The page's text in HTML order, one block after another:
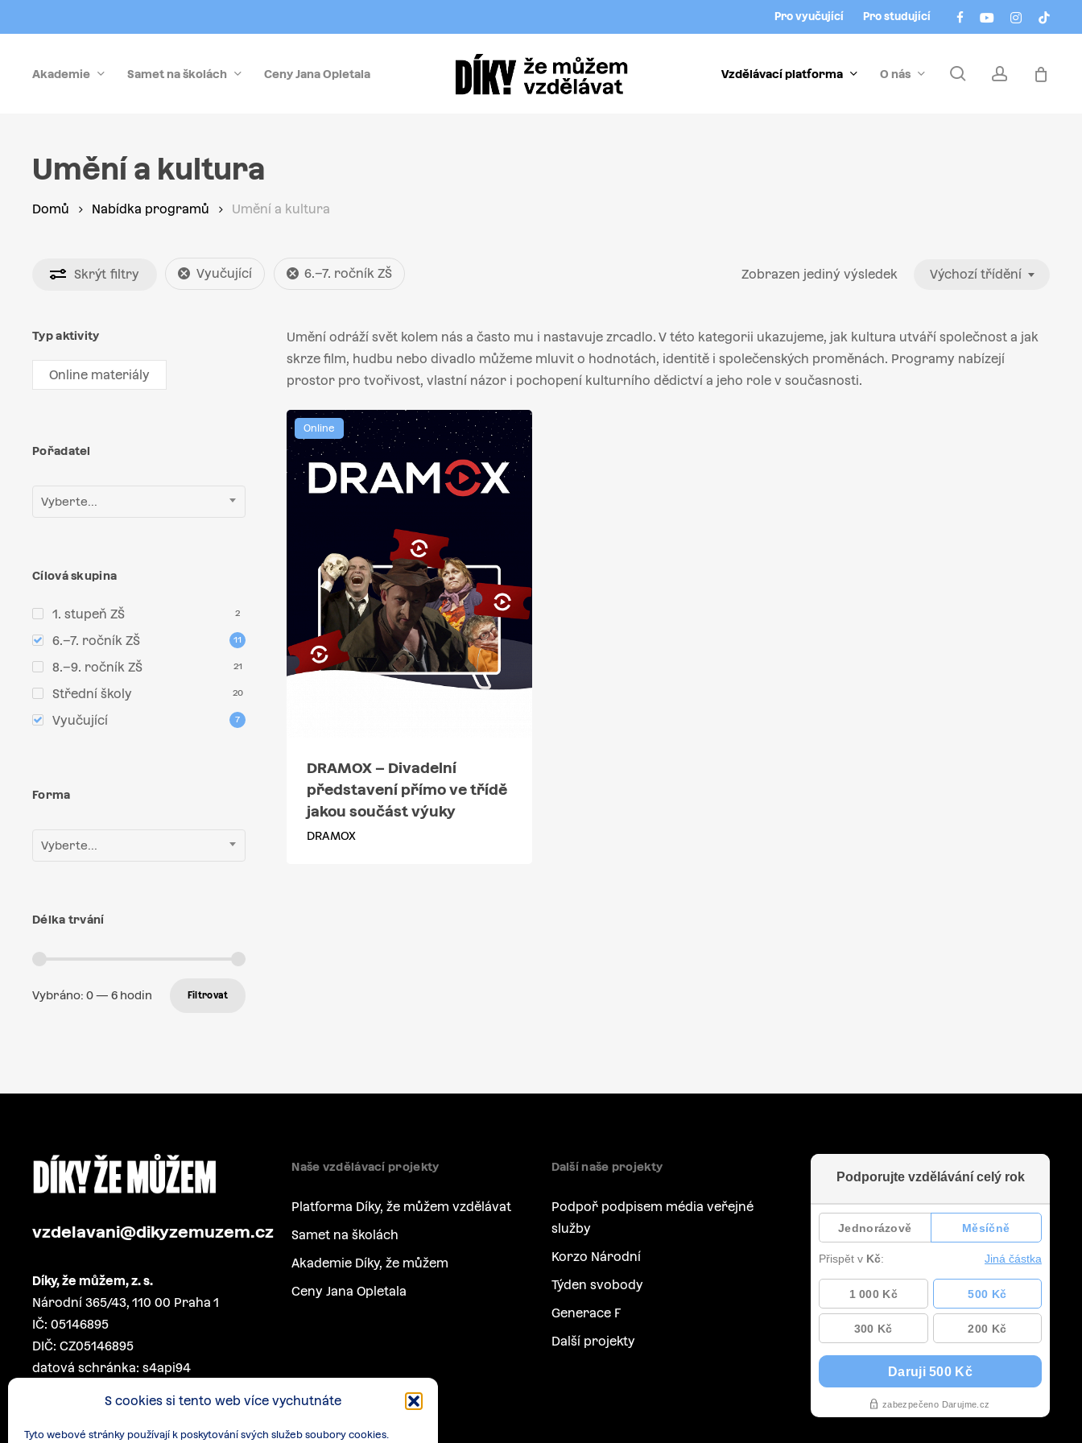
S cookies si tento web více vychutnáte
Tyto webové stránky používají k poskytování svých služeb soubory cookies.
to
content
facebookyoutubeinstagram
tiktok
Pro vyučující Pro studující
Akademie Samet na školách Ceny Jana Opletala Vzdělávací platforma O nás searchaccount
Umění a kultura
Domů Nabídka programů Umění a kultura
Skrýt filtry Vyučující 6.–7. ročník ZŠ Zobrazen jediný výsledek Výchozí třídění
Typ aktivity
Online materiály
Pořadatel
Vyberte...
Cílová skupina
1. stupeň ZŠ 2
6.–7. ročník ZŠ 11
8.–9. ročník ZŠ 21
Střední školy 20
Vyučující 7
Forma
Vyberte...
Délka trvání
Vybráno: 0— 6 hodin Filtrovat
Umění odráží svět kolem nás a často mu i nastavuje zrcadlo. V této kategorii ukazujeme, jak kultura utváří společnost a jak
skrze film, hudbu nebo divadlo můžeme mluvit o hodnotách, identitě i společenských proměnách. Programy nabízejí
prostor pro tvořivost, vlastní názor i pochopení kulturního dědictví a jeho role v současnosti.
Online
DRAMOX – Divadelní
představení přímo ve třídě
jakou součást výuky
DRAMOX
vzdelavani@dikyzemuzem.cz
Díky, že můžem, z. s.
Národní 365/43, 110 00 Praha 1
IČ: 05146895
DIČ: CZ05146895
datová schránka: s4api94
Naše vzdělávací projekty
Platforma Díky, že můžem vzdělávat
Samet na školách
Akademie Díky, že můžem
Ceny Jana Opletala
Další naše projekty
Podpoř podpisem média veřejné
služby
Korzo Národní
Týden svobody
Generace F
Další projekty
Menu